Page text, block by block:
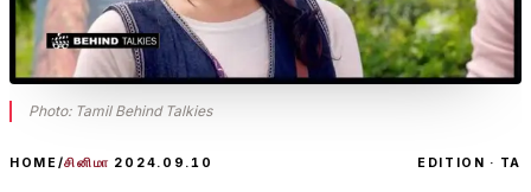
Photo: Tamil Behind Talkies
HOME/சினிமா 2024.09.10 EDITION · TA